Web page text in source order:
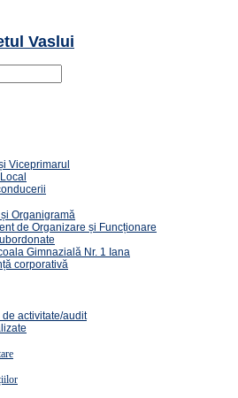
Viceprimarul
Organigramă
de Organizare și Funcționare
Gimnazială Nr. 1 Iana
corporativă
de activitate/audit